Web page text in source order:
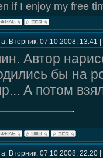
if I enjoy my free
Вторник, 07.10.2008,
Автор
бы на
А потом
Вторник, 07.10.2008,